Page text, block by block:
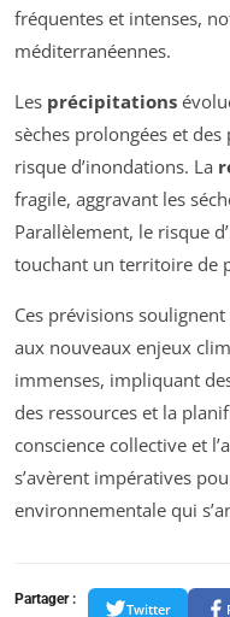
fréquentes et intenses,
méditerranéennes.
Les précipitations
sèches prolongées et
risque d’inondations. La
fragile, aggravant les
Parallèlement, le risque d’
touchant un territoire de
Ces prévisions soulignent
aux nouveaux enjeux
immenses, impliquant
des ressources et la
conscience collective et
s’avèrent impératives
environnementale qui
Partager :
Twitter